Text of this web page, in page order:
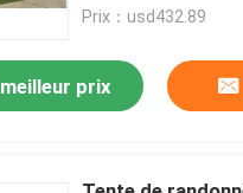
Prix：usd432.89
meilleur prix